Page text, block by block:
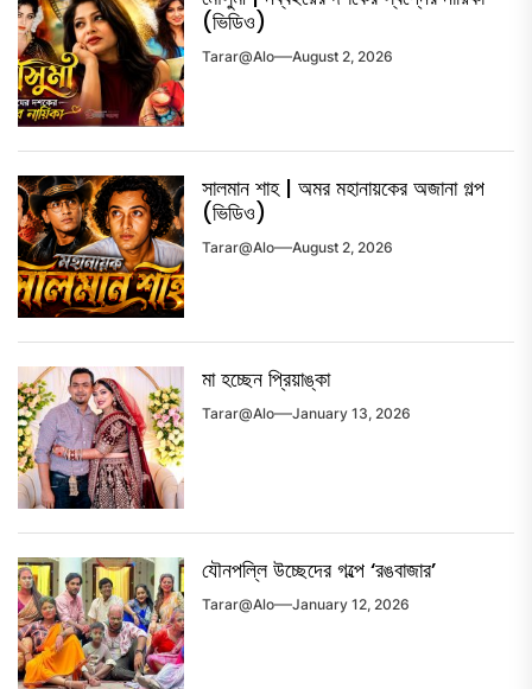
(ভিডিও)
Tarar@alo August 2, 2026
সালমান শাহ | অমর মহানায়কের অজানা গল্প
(ভিডিও)
Tarar@alo August 2, 2026
মা হচ্ছেন প্রিয়াঙ্কা
Tarar@alo January 13, 2026
যৌনপল্লি উচ্ছেদের গল্পে ‘রঙবাজার’
Tarar@alo January 12, 2026